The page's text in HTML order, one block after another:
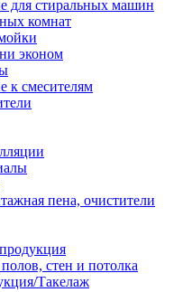
для стиральных машин
комнат
эконом
к смесителям
пена, очистители
стен и потолка
Такелаж